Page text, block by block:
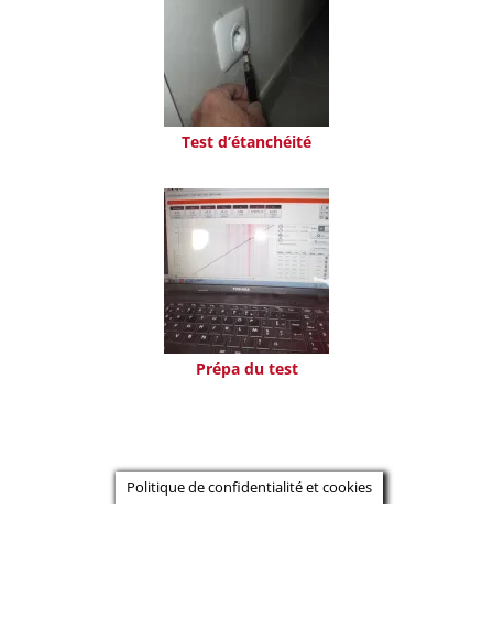
Test d’étanchéité
Prépa du test
Politique de confidentialité et cookies